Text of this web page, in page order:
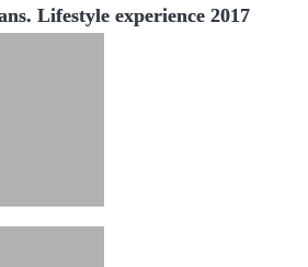
Lifestyle experience 2017